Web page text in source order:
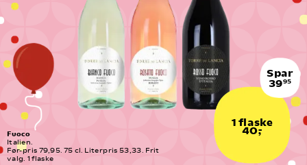
Fuoco
Italien.
Før-pris 79,95. 75 cl. Literpris 53,33. Frit
valg. 1 flaske
1 flaske
40,-
Spar
3995